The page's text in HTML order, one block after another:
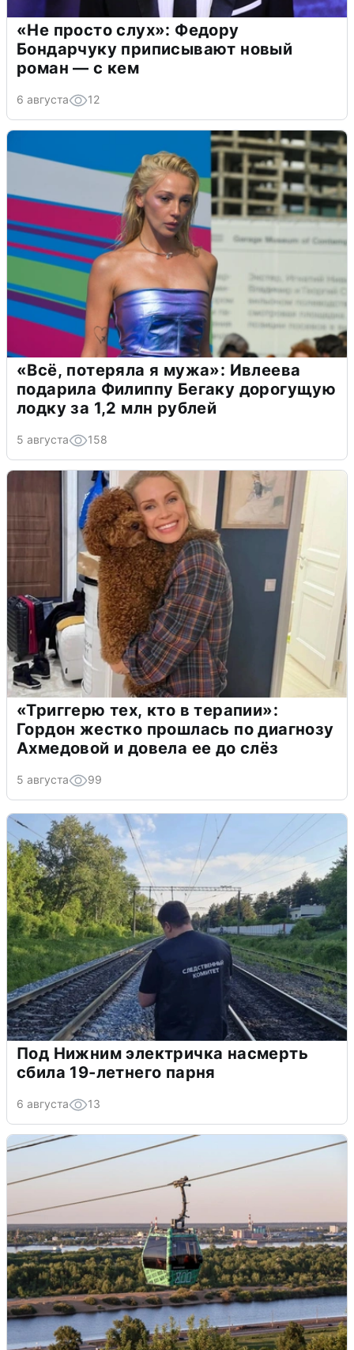
«Не просто слух»: Федору
Бондарчуку приписывают новый
роман — с кем
6 августа 12
«Всё, потеряла я мужа»: Ивлеева
подарила Филиппу Бегаку дорогущую
лодку за 1,2 млн рублей
5 августа 158
«Триггерю тех, кто в терапии»:
Гордон жестко прошлась по диагнозу
Ахмедовой и довела ее до слёз
5 августа 99
Под Нижним электричка насмерть
сбила 19-летнего парня
6 августа 13